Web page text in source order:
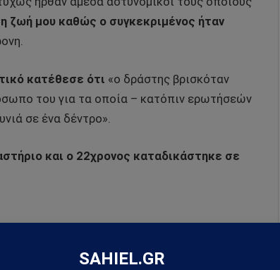
ζωή μου καθώς ο συγκεκριμένος ήταν
κατέθεσε ότι «ο δράστης βρισκόταν
του για τα οποία – κατόπιν ερωτήσεών
σε ένα δέντρο».
και ο 22χρονος καταδικάστηκε σε
πρώτοι όλες τις ειδήσεις.